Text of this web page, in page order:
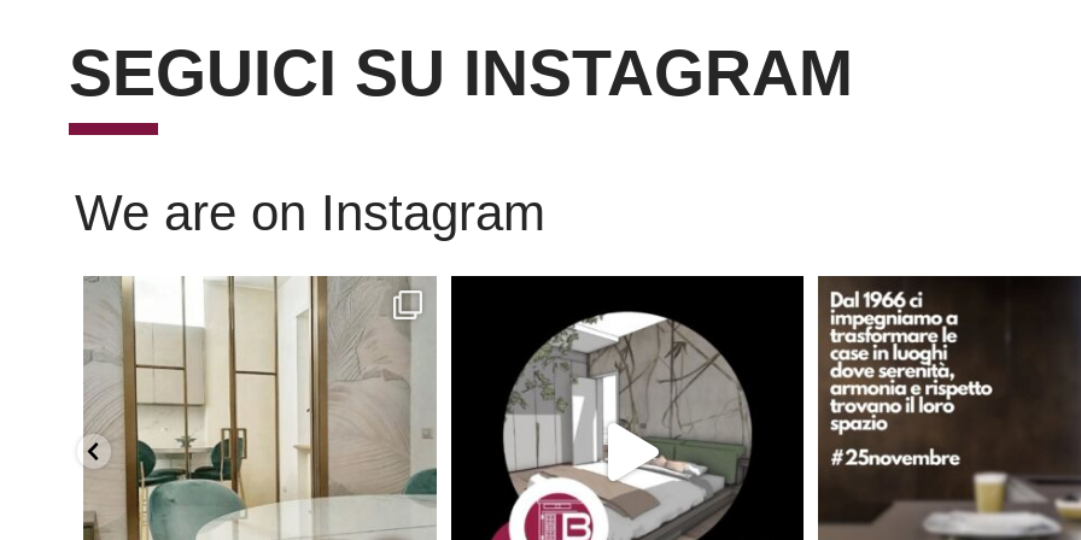
SEGUICI SU INSTAGRAM
We are on Instagram
Scopri l’eleganza senza tempo delle porte...
Niente di meglio di
Dal 1966 crediamo che ogni casa